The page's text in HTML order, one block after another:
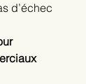
d’échec